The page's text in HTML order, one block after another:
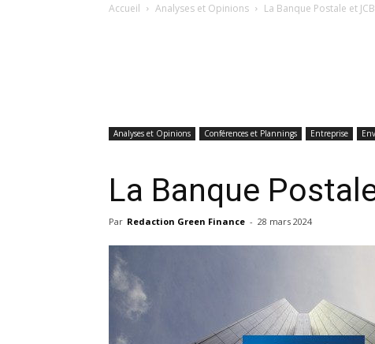
Accueil Analyses et Opinions La Banque Postale et
Analyses et Opinions Conférences et Plannings Entreprise
La Banque
Par Redaction Green Finance - 28 mars 2024